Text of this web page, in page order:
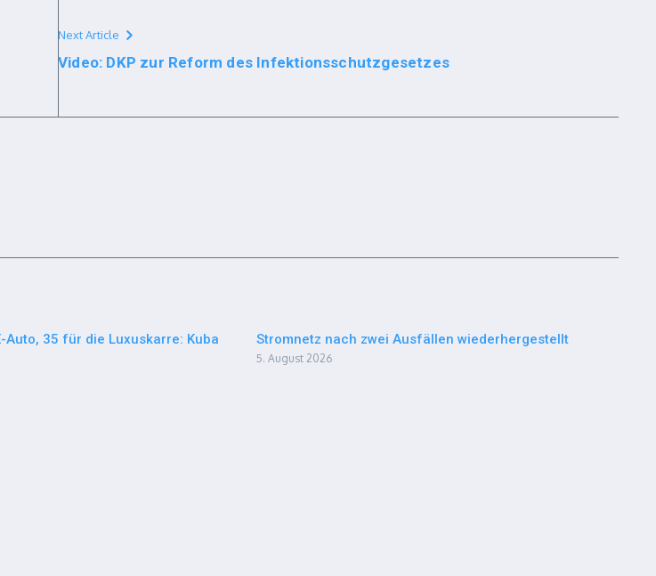
Next Article
Video: DKP zur Reform des Infektionsschutzgesetzes
Auto, 35 für die Luxuskarre: Kuba
Stromnetz nach zwei Ausfällen wiederhergestellt
5. August 2026